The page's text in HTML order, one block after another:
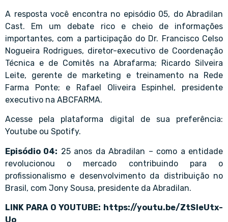
A resposta você encontra no episódio 05, do Abradilan
Cast. Em um debate rico e cheio de informações
importantes, com a participação do Dr. Francisco Celso
Nogueira Rodrigues, diretor-executivo de Coordenação
Técnica e de Comitês na Abrafarma; Ricardo Silveira
Leite, gerente de marketing e treinamento na Rede
Farma Ponte; e Rafael Oliveira Espinhel, presidente
executivo na ABCFARMA.
Acesse pela plataforma digital de sua preferência:
Youtube ou Spotify.
Episódio 04: 25 anos da Abradilan – como a entidade
revolucionou o mercado contribuindo para o
profissionalismo e desenvolvimento da distribuição no
Brasil, com Jony Sousa, presidente da Abradilan.
LINK PARA O YOUTUBE: https://youtu.be/ZtSleUtx-
Uo